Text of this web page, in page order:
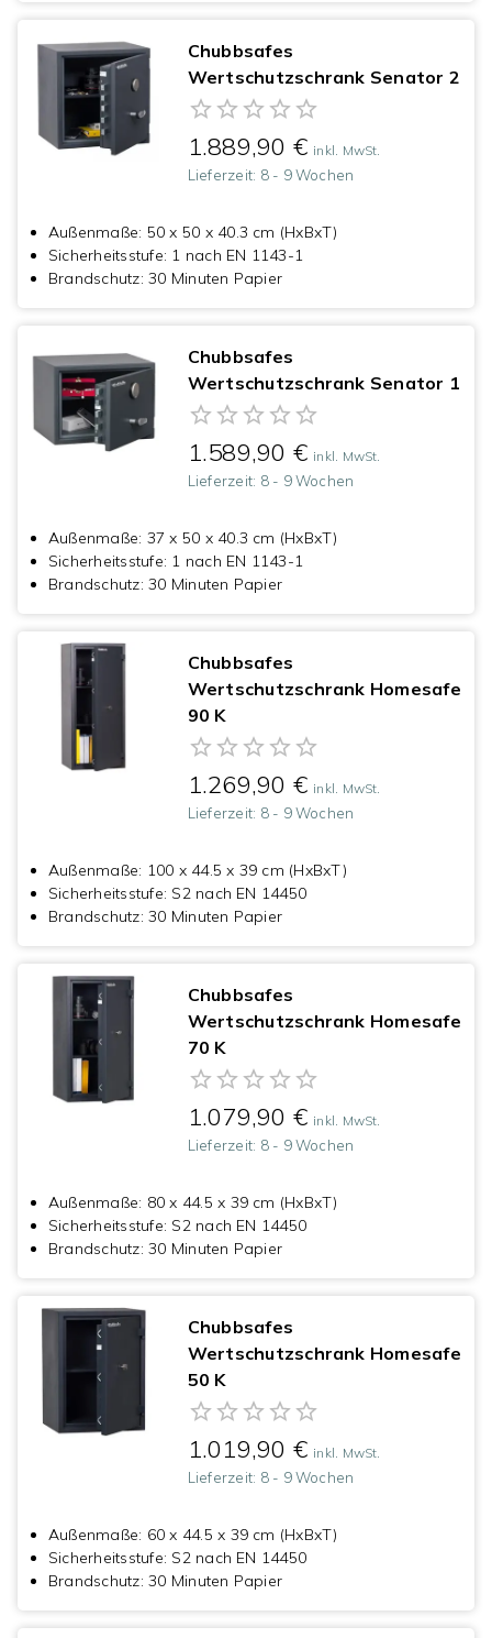
Chubbsafes
Wertschutzschrank Senator 2
1.889,90 € inkl. MwSt.
Lieferzeit: 8 - 9 Wochen
Außenmaße: 50 x 50 x 40.3 cm (HxBxT)
Sicherheitsstufe: 1 nach EN 1143-1
Brandschutz:30 Minuten Papier
Chubbsafes
Wertschutzschrank Senator 1
1.589,90 € inkl. MwSt.
Lieferzeit: 8 - 9 Wochen
Außenmaße: 37 x 50 x 40.3 cm (HxBxT)
Sicherheitsstufe: 1 nach EN 1143-1
Brandschutz:30 Minuten Papier
Chubbsafes
Wertschutzschrank Homesafe
90 K
1.269,90 € inkl. MwSt.
Lieferzeit: 8 - 9 Wochen
Außenmaße: 100 x 44.5 x 39 cm (HxBxT)
Sicherheitsstufe: S2 nach EN 14450
Brandschutz:30 Minuten Papier
Chubbsafes
Wertschutzschrank Homesafe
70 K
1.079,90 € inkl. MwSt.
Lieferzeit: 8 - 9 Wochen
Außenmaße: 80 x 44.5 x 39 cm (HxBxT)
Sicherheitsstufe: S2 nach EN 14450
Brandschutz:30 Minuten Papier
Chubbsafes
Wertschutzschrank Homesafe
50 K
1.019,90 € inkl. MwSt.
Lieferzeit: 8 - 9 Wochen
Außenmaße: 60 x 44.5 x 39 cm (HxBxT)
Sicherheitsstufe: S2 nach EN 14450
Brandschutz:30 Minuten Papier